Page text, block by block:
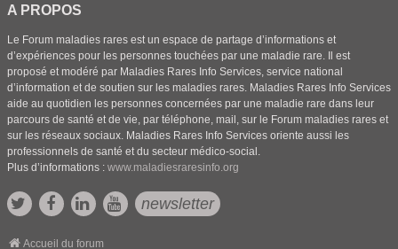
A PROPOS
Le Forum maladies rares est un espace de partage d’informations et
d’expériences pour les personnes touchées par une maladie rare. Il est
proposé et modéré par Maladies Rares Info Services, service national
d’information et de soutien sur les maladies rares. Maladies Rares Info Services
aide au quotidien les personnes concernées par une maladie rare dans leur
parcours de santé et de vie, par téléphone, mail, sur le Forum maladies rares et
sur les réseaux sociaux. Maladies Rares Info Services oriente aussi les
professionnels de santé et du secteur médico-social.
Plus d’informations : www.maladiesraresinfo.org
newsletter
Accueil du forum